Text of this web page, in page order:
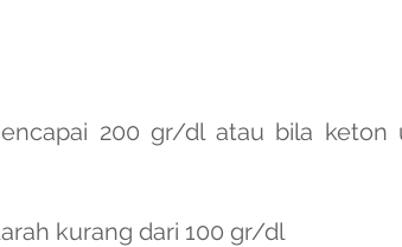
200 gr/dl atau bila keton
kurang dari 100 gr/dl